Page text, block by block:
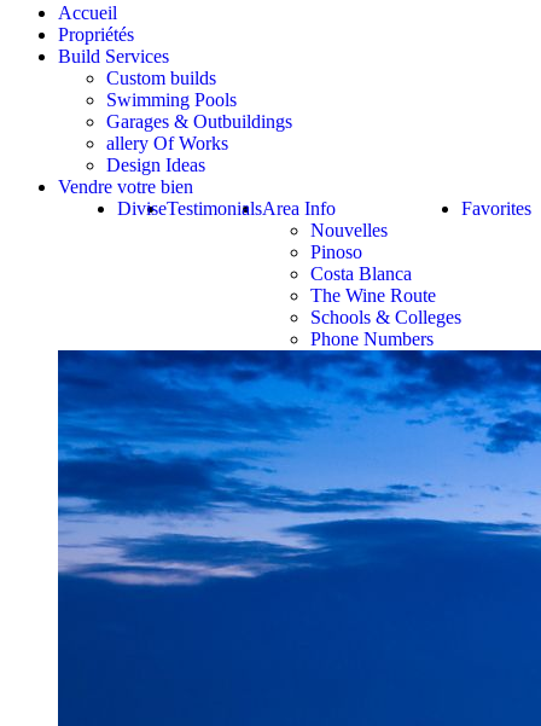
Accueil
Propriétés
Build Services
Custom builds
Swimming Pools
Garages & Outbuildings
allery Of Works
Design Ideas
Vendre votre bien
Favorites
Area Info
Nouvelles
Pinoso
Costa Blanca
The Wine Route
Schools & Colleges
Phone Numbers
Testimonials
Divise